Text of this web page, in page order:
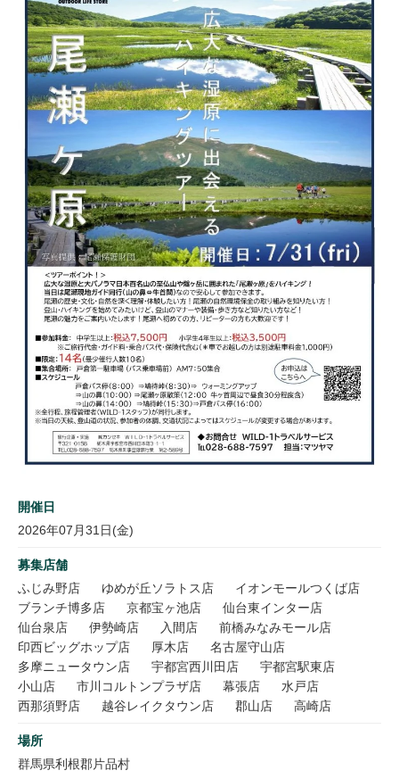
開催日
2026年07月31日(金)
募集店舗
ふじみ野店
ゆめが丘ソラトス店
イオンモールつくば店
ブランチ博多店
京都宝ヶ池店
仙台東インター店
仙台泉店
伊勢崎店 入間店
前橋みなみモール店
印西ビッグホップ店
厚木店
名古屋守山店
多摩ニュータウン店
宇都宮西川田店
宇都宮駅東店
小山店
市川コルトンプラザ店 幕張店
水戸店
西那須野店
越谷レイクタウン店 郡山店 高崎店
場所
群馬県利根郡片品村